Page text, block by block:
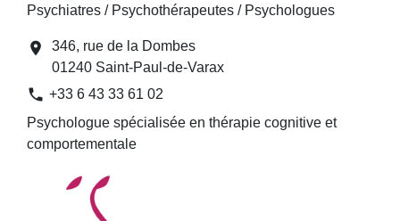
Psychiatres / Psychothérapeutes / Psychologues
location_on
346, rue de la Dombes
01240 Saint-Paul-de-Varax
phone +33 6 43 33 61 02
Psychologue spécialisée en thérapie cognitive et
comportementale